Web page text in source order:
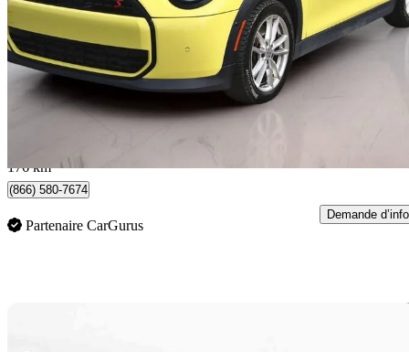
S 3-Door Hatchback FWD13 600 km
34 900 $
612 $/mois env.
176 km
(866) 580-7674
Partenaire CarGurus
Demande d’info